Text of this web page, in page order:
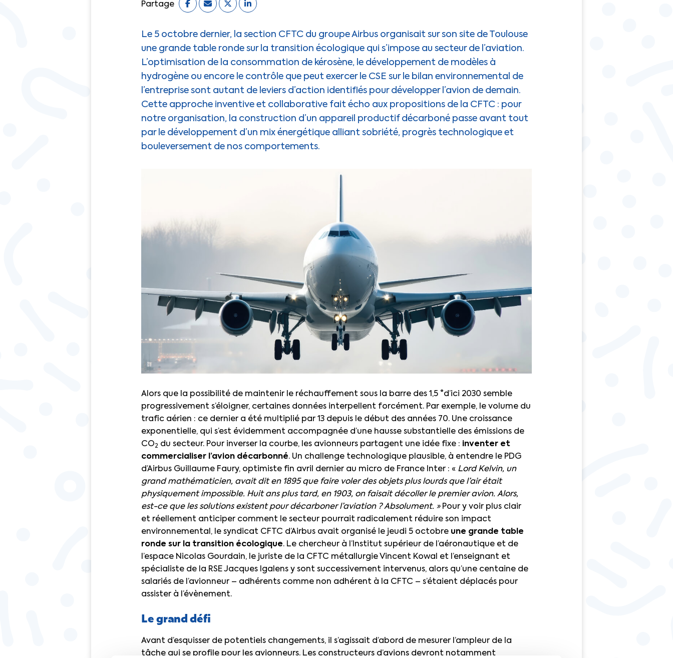
Partage
Le 5 octobre dernier, la section CFTC du groupe Airbus organisait sur son site de Toulouse
une grande table ronde sur la transition écologique qui s’impose au secteur de l’aviation.
L’optimisation de la consommation de kérosène, le développement de modèles à
hydrogène ou encore le contrôle que peut exercer le CSE sur le bilan environnemental de
l’entreprise sont autant de leviers d’action identifiés pour développer l’avion de demain.
Cette approche inventive et collaborative fait écho aux propositions de la CFTC : pour
notre organisation, la construction d’un appareil productif décarboné passe avant tout
par le développement d’un mix énergétique alliant sobriété, progrès technologique et
bouleversement de nos comportements.
Alors que la possibilité de maintenir le réchauffement sous la barre des 1,5 °d’ici 2030 semble
progressivement s’éloigner, certaines données interpellent forcément. Par exemple, le volume du
trafic aérien : ce dernier a été multiplié par 13 depuis le début des années 70. Une croissance
exponentielle, qui s’est évidemment accompagnée d’une hausse substantielle des émissions de
CO2 du secteur. Pour inverser la courbe, les avionneurs partagent une idée fixe : inventer et
commercialiser l’avion décarbonné. Un challenge technologique plausible, à entendre le PDG
d’Airbus Guillaume Faury, optimiste fin avril dernier au micro de France Inter : « Lord Kelvin, un
grand mathématicien, avait dit en 1895 que faire voler des objets plus lourds que l’air était
physiquement impossible. Huit ans plus tard, en 1903, on faisait décoller le premier avion. Alors,
est-ce que les solutions existent pour décarboner l’aviation ? Absolument. » Pour y voir plus clair
et réellement anticiper comment le secteur pourrait radicalement réduire son impact
environnemental, le syndicat CFTC d’Airbus avait organisé le jeudi 5 octobre une grande table
ronde sur la transition écologique. Le chercheur à l’Institut supérieur de l’aéronautique et de
l’espace Nicolas Gourdain, le juriste de la CFTC métallurgie Vincent Kowal et l’enseignant et
spécialiste de la RSE Jacques Igalens y sont successivement intervenus, alors qu’une centaine de
salariés de l’avionneur – adhérents comme non adhérent à la CFTC – s’étaient déplacés pour
assister à l’évènement.
Le grand défi
Avant d’esquisser de potentiels changements, il s’agissait d’abord de mesurer l’ampleur de la
tâche qui se profile pour les avionneurs. Les constructeurs d’avions devront notamment